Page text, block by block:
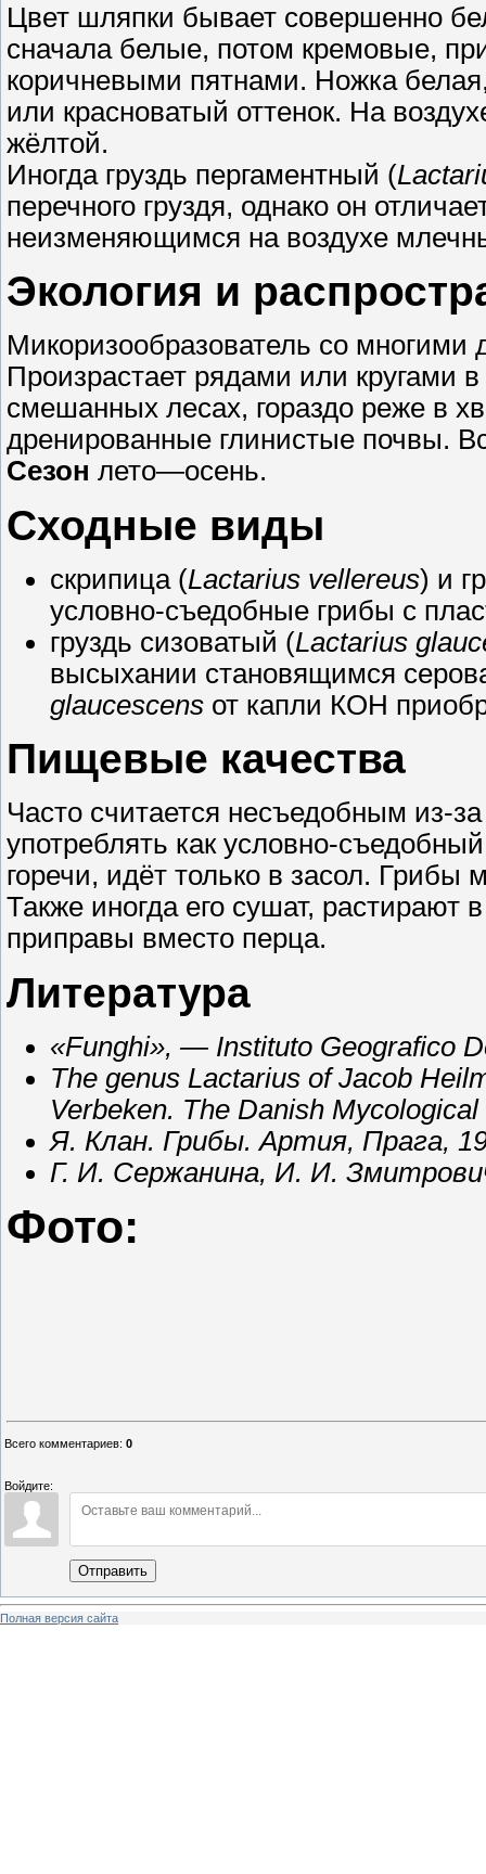
Цвет шляпки бывает совершенно
сначала белые, потом кремовые,
коричневыми пятнами. Ножка
или красноватый оттенок. На
жёлтой.
Иногда груздь пергаментный (
перечного груздя, однако он
неизменяющимся на воздухе
Экология и
Микоризообразователь со
Произрастает рядами или кругами
смешанных лесах, гораздо реже в
дренированные глинистые почвы.
Сезон лето—осень.
Сходные виды
скрипица (Lactarius vellereus) и
условно-съедобные грибы с
груздь сизоватый (Lactarius
высыхании становящимся
glaucescens от капли КОН
Пищевые качества
Часто считается несъедобным из-
употреблять как условно-
горечи, идёт только в засол. Грибы
Также иногда его сушат, растирают
приправы вместо перца.
Литература
«Funghi», — Instituto Geografico
The genus Lactarius of Jacob
Verbeken. The Danish
Я. Клан. Грибы. Артия, Прага,
Г. И. Сержанина, И. И.
Фото:
Всего комментариев: 0
Войдите:
Отправить
Полная версия сайта